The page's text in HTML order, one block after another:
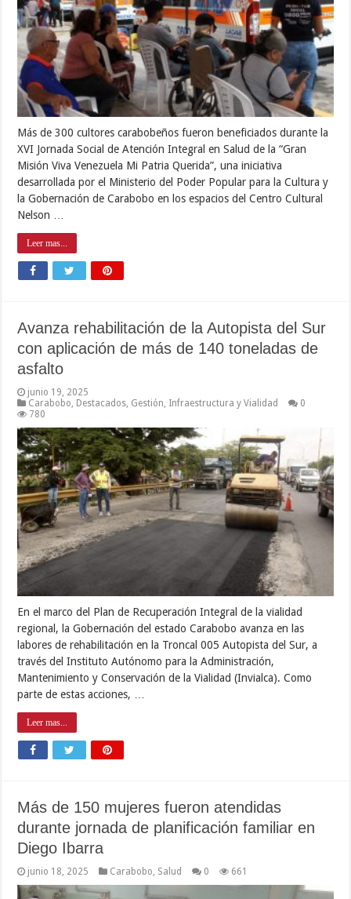
Más de 300 cultores carabobeños fueron beneficiados durante la
XVI Jornada Social de Atención Integral en Salud de la “Gran
Misión Viva Venezuela Mi Patria Querida”, una iniciativa
desarrollada por el Ministerio del Poder Popular para la Cultura y
la Gobernación de Carabobo en los espacios del Centro Cultural
Nelson …
Leer mas...
Avanza rehabilitación de la Autopista del Sur
con aplicación de más de 140 toneladas de
asfalto
junio 19, 2025
Carabobo, Destacados, Gestión, Infraestructura y Vialidad
0
780
En el marco del Plan de Recuperación Integral de la vialidad
regional, la Gobernación del estado Carabobo avanza en las
labores de rehabilitación en la Troncal 005 Autopista del Sur, a
través del Instituto Autónomo para la Administración,
Mantenimiento y Conservación de la Vialidad (Invialca). Como
parte de estas acciones, …
Leer mas...
Más de 150 mujeres fueron atendidas
durante jornada de planificación familiar en
Diego Ibarra
junio 18, 2025 Carabobo Salud 0 661